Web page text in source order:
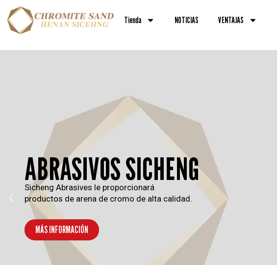
content
Tienda NOTICIAS VENTAJAS
ABRASIVOS SICHENG
Sicheng Abrasives le proporcionará
productos de arena de cromo de alta calidad.
MÁS INFORMACIÓN